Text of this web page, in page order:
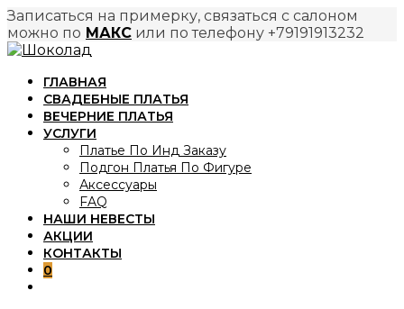
Записаться на примерку, связаться с салоном
можно по МАКС или по телефону +79191913232
Перейти
содержимому
ГЛАВНАЯ
СВАДЕБНЫЕ ПЛАТЬЯ
ВЕЧЕРНИЕ ПЛАТЬЯ
УСЛУГИ
Платье По Инд Заказу
Подгон Платья По Фигуре
Аксессуары
FAQ
НАШИ НЕВЕСТЫ
АКЦИИ
КОНТАКТЫ
0